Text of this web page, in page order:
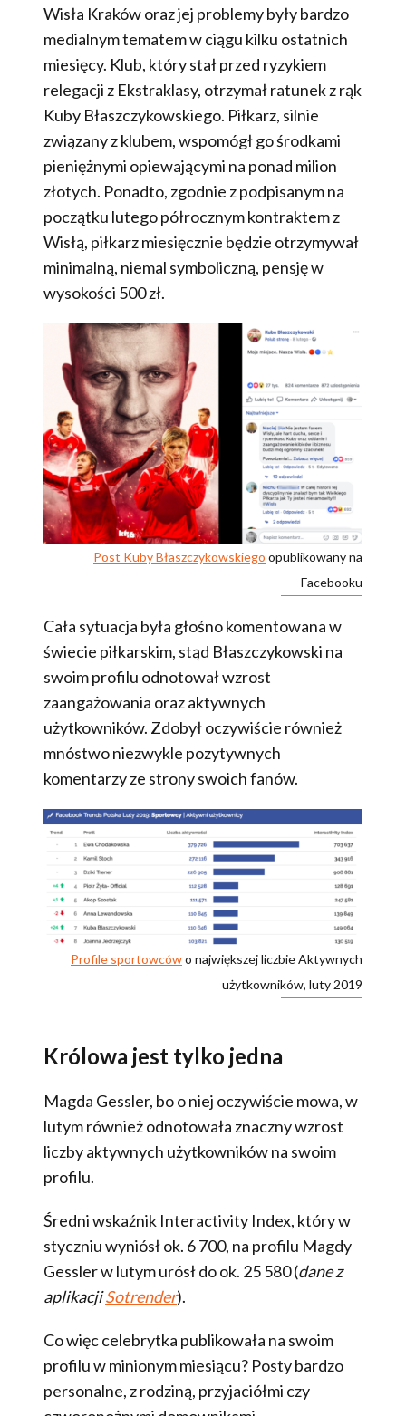
Wisła Kraków oraz jej problemy były bardzo
medialnym tematem w ciągu kilku ostatnich
miesięcy. Klub, który stał przed ryzykiem
relegacji z Ekstraklasy, otrzymał ratunek z rąk
Kuby Błaszczykowskiego. Piłkarz, silnie
związany z klubem, wspomógł go środkami
pieniężnymi opiewającymi na ponad milion
złotych. Ponadto, zgodnie z podpisanym na
początku lutego półrocznym kontraktem z
Wisłą, piłkarz miesięcznie będzie otrzymywał
minimalną, niemal symboliczną, pensję w
wysokości 500 zł.
Post Kuby Błaszczykowskiego opublikowany na
Facebooku
Cała sytuacja była głośno komentowana w
świecie piłkarskim, stąd Błaszczykowski na
swoim profilu odnotował wzrost
zaangażowania oraz aktywnych
użytkowników. Zdobył oczywiście również
mnóstwo niezwykle pozytywnych
komentarzy ze strony swoich fanów.
Profile sportowcówo największej liczbie Aktywnych
użytkowników, luty 2019
Królowa jest tylko jedna
Magda Gessler, bo o niej oczywiście mowa, w
lutym również odnotowała znaczny wzrost
liczby aktywnych użytkowników na swoim
profilu.
Średni wskaźnik Interactivity Index, który w
styczniu wyniósł ok. 6 700, na profilu Magdy
Gessler w lutym urósł do ok. 25 580 (dane z
aplikacjiSotrender).
Co więc celebrytka publikowała na swoim
profilu w minionym miesiącu? Posty bardzo
personalne, z rodziną, przyjaciółmi czy